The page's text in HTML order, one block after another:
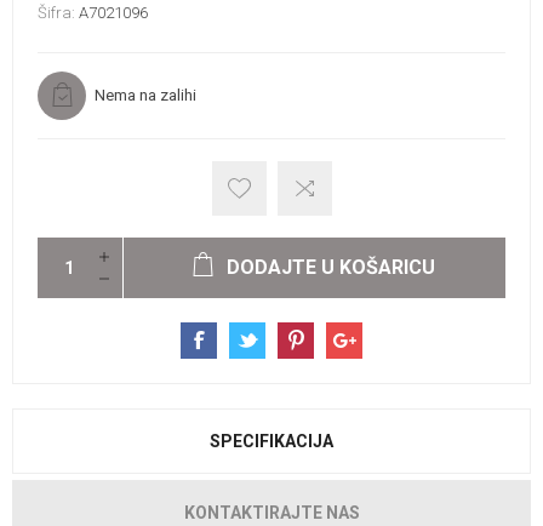
Šifra: A7021096
Nema na zalihi
DODAJTE U KOŠARICU
SPECIFIKACIJA
KONTAKTIRAJTE NAS